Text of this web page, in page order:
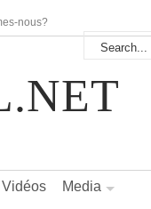
nous?
Vidéos
Media